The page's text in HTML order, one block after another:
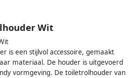
Wit
is een stijlvol accessoire, gemaakt
materiaal. De houder is uitgevoerd
vormgeving. De toiletrolhouder van